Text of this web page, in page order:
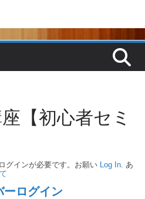
【初心者セミ
グインが必要です。お願い Log In. あ
ーログイン